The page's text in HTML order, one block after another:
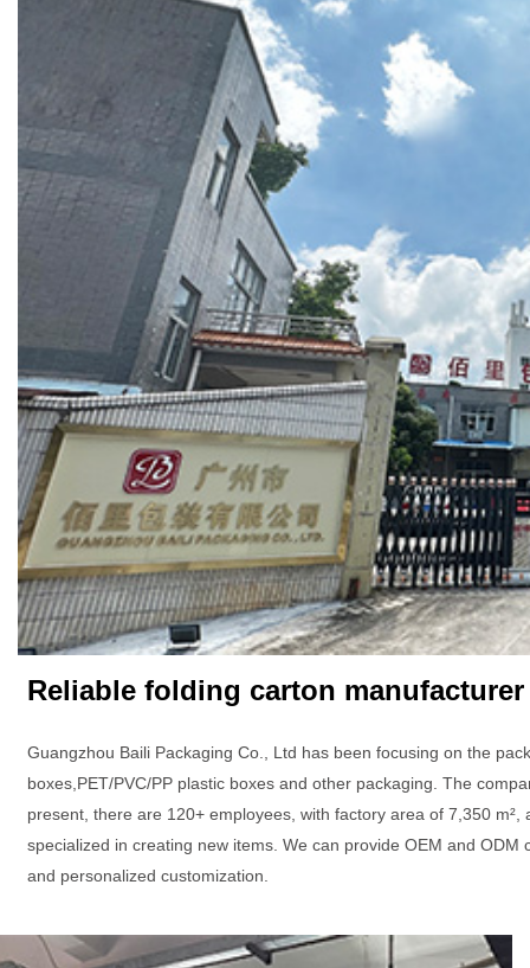
Reliable folding carton manufacturer
Guangzhou Baili Packaging Co., Ltd has been focusing on the
boxes,PET/PVC/PP plastic boxes and other packaging. The
present, there are 120+ employees, with factory area of 7,350
specialized in creating new items. We can provide OEM and
and personalized customization.